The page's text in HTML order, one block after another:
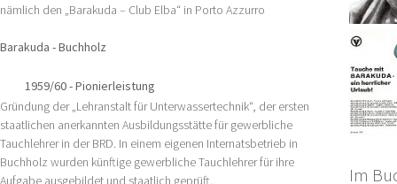
nämlich den „Barakuda – Club Elba“ in Porto Azzurro
Barakuda - Buchholz
1959/60 - Pionierleistung
Gründung der „Lehranstalt für Unterwassertechnik“, der ersten
staatlichen anerkannten Ausbildungsstätte für gewerbliche
Tauchlehrer in der BRD. In einem eigenen Internatsbetrieb in
Buchholz wurden künftige gewerbliche Tauchlehrer für ihre
Aufgabe ausgebildet und staatlich geprüft.
Im